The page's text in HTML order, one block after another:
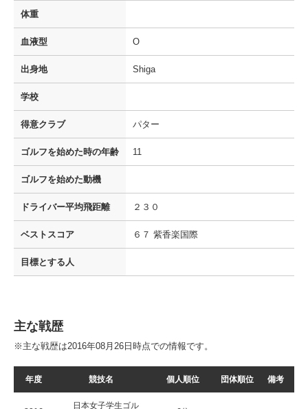
体重
血液型 O
出身地 Shiga
学校
得意クラブ パター
ゴルフを始めた時の年齢 11
ゴルフを始めた動機
ドライバー平均飛距離 ２３０
ベストスコア ６７ 紫香楽国際
目標とする人
主な戦歴
※主な戦歴は2016年08月26日時点での情報です。
年度 競技名 個人順位 団体順位 備考
日本女子学生ゴル